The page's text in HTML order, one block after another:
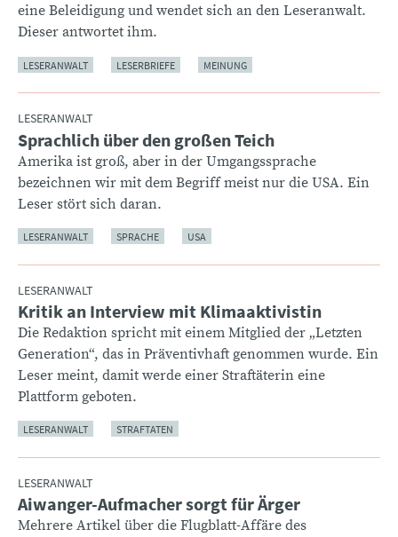
eine Beleidigung und wendet sich an den Leseranwalt.
Dieser antwortet ihm.
LESERANWALT LESERBRIEFE MEINUNG
LESERANWALT
:Sprachlich über den großen Teich
Amerika ist groß, aber in der Umgangssprache
bezeichnen wir mit dem Begriff meist nur die USA. Ein
Leser stört sich daran.
LESERANWALT SPRACHE USA
LESERANWALT
:Kritik an Interview mit Klimaaktivistin
Die Redaktion spricht mit einem Mitglied der „Letzten
Generation“, das in Präventivhaft genommen wurde. Ein
Leser meint, damit werde einer Straftäterin eine
Plattform geboten.
LESERANWALT STRAFTATEN
LESERANWALT
:Aiwanger-Aufmacher sorgt für Ärger
Mehrere Artikel über die Flugblatt-Affäre des